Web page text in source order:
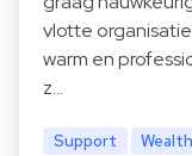
vlotte
warm en
z…
Support